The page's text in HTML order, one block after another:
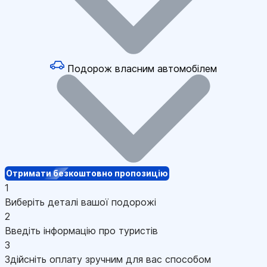
Подорож власним автомобілем
Отримати безкоштовно пропозицію
1
Виберіть деталі вашої подорожі
2
Введіть інформацію про туристів
3
Здійсніть оплату зручним для вас способом